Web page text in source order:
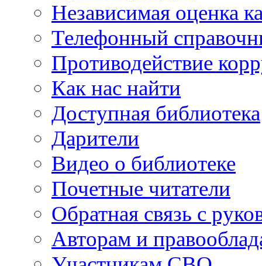
Независимая оценка
Телефонный
Противодействие
Как нас найти
Доступная библиотека
Дарители
Видео о библиотеке
Почетные читатели
Обратная связь с
Авторам и